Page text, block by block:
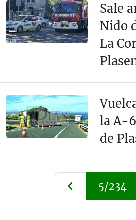
Sale
Nido
La
la A-
de
5/234